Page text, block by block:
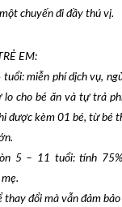
chuyến đi đầy thú vị.
EM:
miễn phí dịch vụ,
lo cho bé ăn và tự trả
được kèm 01 bé, từ bé
5 – 11 tuổi: tính 75%
thay đổi mà vẫn đảm